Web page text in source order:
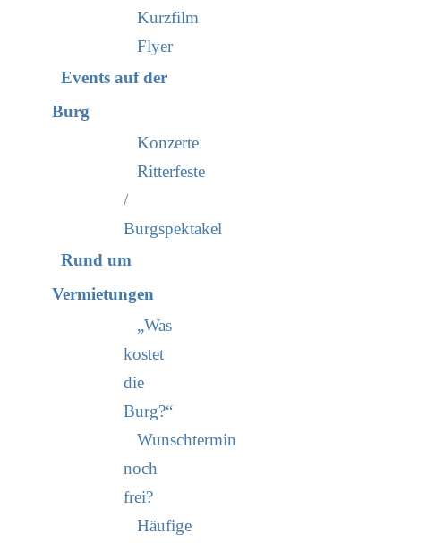
Kurzfilm
Flyer
Events auf der
Burg
Konzerte
Ritterfeste
/
Burgspektakel
Rund um
Vermietungen
„Was
kostet
die
Burg?“
Wunschtermin
noch
frei?
Häufige